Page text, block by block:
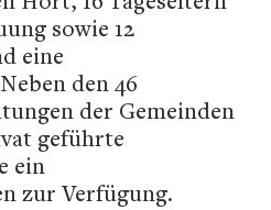
sowie 12
eine
den 46
der Gemeinden
geführte
ein
zur Verfügung.